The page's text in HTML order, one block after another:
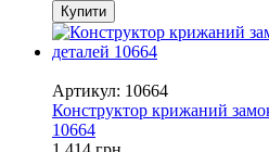
Купити
Артикул: 10664
Конструктор крижаний
10664